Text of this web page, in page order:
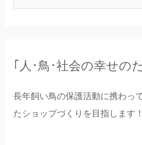
｢人･鳥･社会の幸せの
長年飼い鳥の保護活動に携わっ
たショップづくりを目指します！